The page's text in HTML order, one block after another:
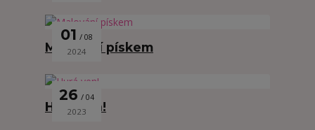
01 08
2024
Malování pískem
26 04
2023
Hurá ven!